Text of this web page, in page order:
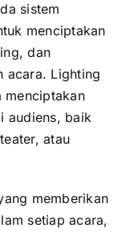
Kami
sistem
menciptakan
dan
acara. Lighting
menciptakan
audiens, baik
atau
memberikan
setiap acara,